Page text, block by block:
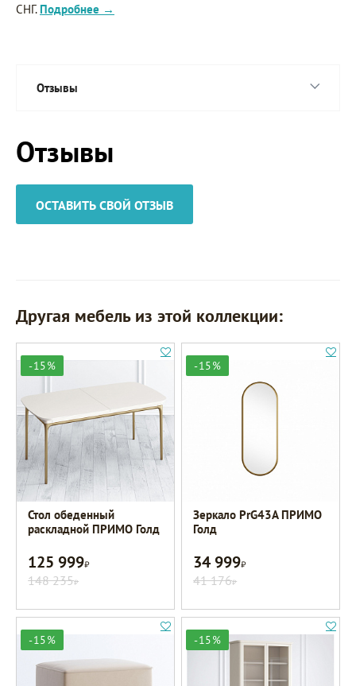
СНГ. Подробнее →
Отзывы
Отзывы
ОСТАВИТЬ СВОЙ ОТЗЫВ
Другая мебель из этой коллекции:
-15%
Стол обеденный
раскладной ПРИМО Голд
125 999Р
148 235Р
-15%
Зеркало PrG43A ПРИМО
Голд
34 999Р
41 176Р
-15% -15%